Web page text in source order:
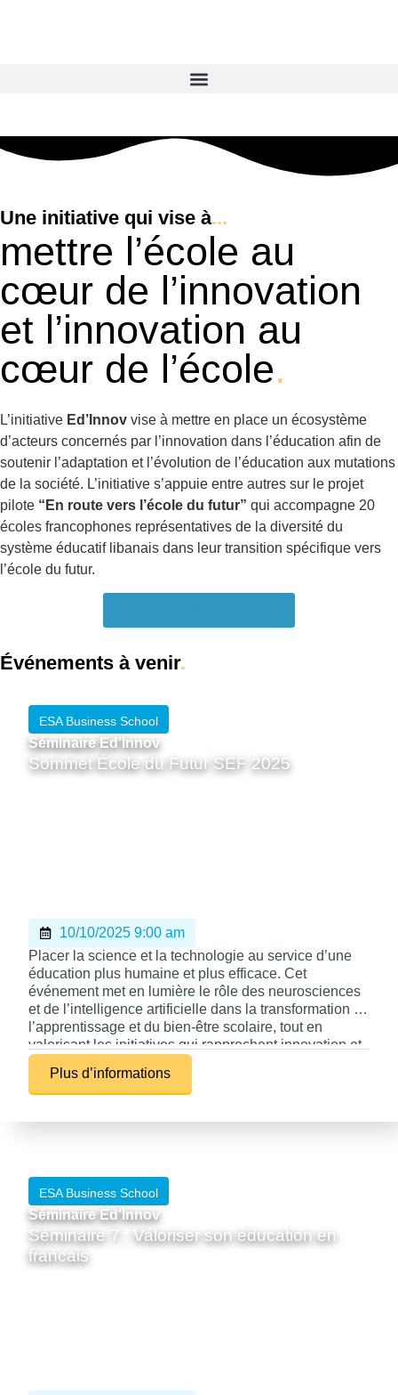
Une initiative qui vise à...
mettre l’école au
cœur de l’innovation
et l’innovation au
cœur de l’école.
L’initiative Ed’Innov vise à mettre en place un écosystème
d’acteurs concernés par l’innovation dans l’éducation afin de
soutenir l’adaptation et l’évolution de l’éducation aux mutations
de la société. L’initiative s’appuie entre autres sur le projet
pilote “En route vers l’école du futur” qui accompagne 20
écoles francophones représentatives de la diversité du
système éducatif libanais dans leur transition spécifique vers
l’école du futur.
Événements à venir.
ESA Business School
Séminaire Ed'Innov
Sommet École du Futur SEF 2025
10/10/2025 9:00 am
Placer la science et la technologie au service d’une
éducation plus humaine et plus efficace. Cet
événement met en lumière le rôle des neurosciences
et de l’intelligence artificielle dans la transformation de
l’apprentissage et du bien-être scolaire, tout en
valorisant les initiatives qui rapprochent innovation et
pédagogie. Il interroge la place de l’enseignant, les
compétences du 21ᵉ siècle et l’école de demain, une
école où apprendre rime avec épanouissement,
Plus d’informations
ESA Business School
Séminaire Ed'Innov
Séminaire 7 : Valoriser son éducation en
francais